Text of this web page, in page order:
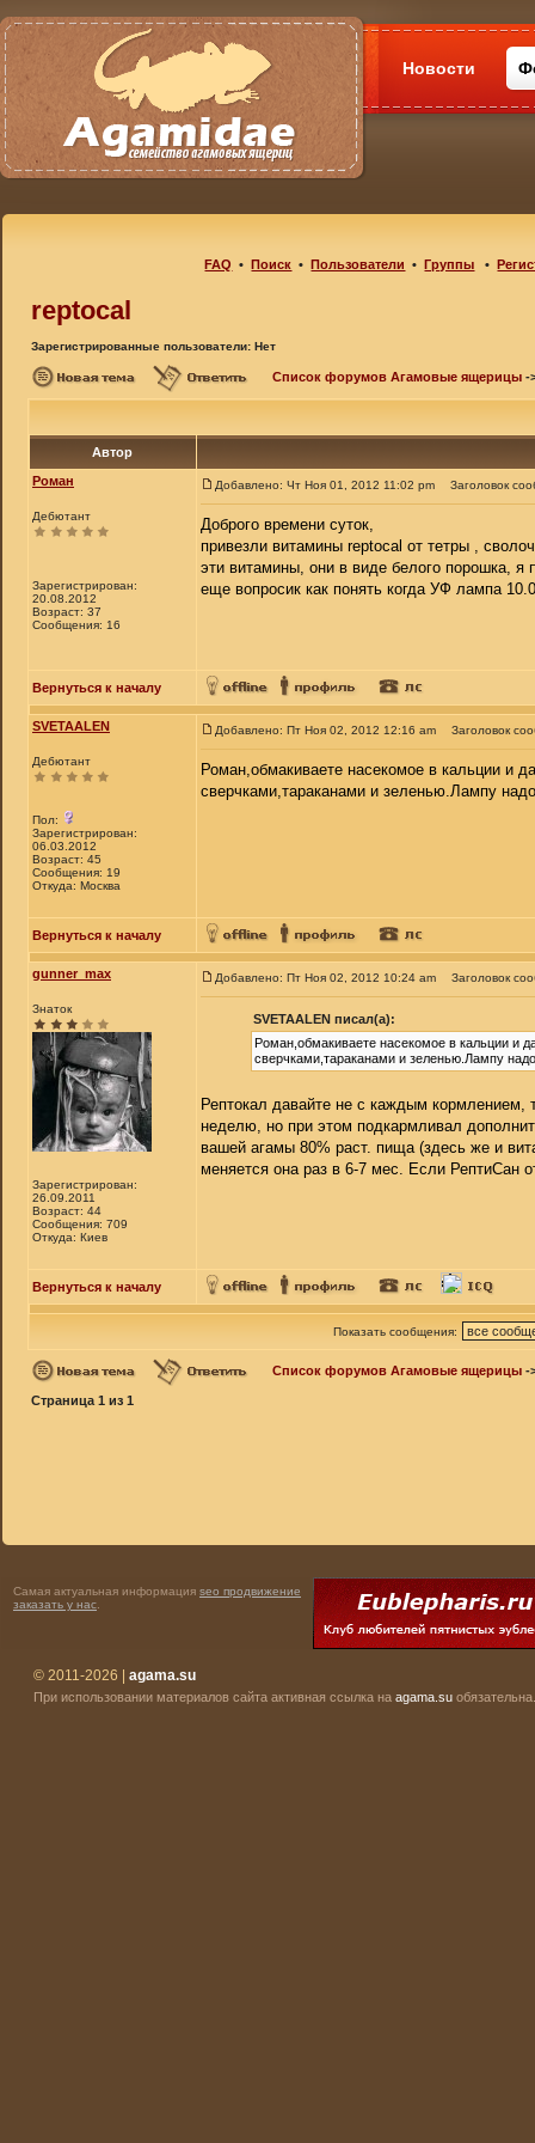
Новости
FAQ •Поиск •Пользователи •Группы •
reptocal
Зарегистрированные пользователи: Нет
Список форумов Агамовые ящерицы -
Автор
Роман
Дебютант
Зарегистрирован:
20.08.2012
Возраст: 37
Сообщения: 16
Добавлено: Чт Ноя 01, 2012 11:02 pm Заголовок
Доброго времени суток,
привезли витамины reptocal от тетры ,
эти витамины, они в виде белого порошка,
еще вопросик как понять когда УФ лампа
Вернуться к началу
SVETAALEN
Дебютант
Пол:
Зарегистрирован:
06.03.2012
Возраст: 45
Сообщения: 19
Откуда: Москва
Добавлено: Пт Ноя 02, 2012 12:16 am Заголовок
Роман,обмакиваете насекомое в кальции и
сверчками,тараканами и зеленью.Лампу
Вернуться к началу
gunner_max
Знаток
Зарегистрирован:
26.09.2011
Возраст: 44
Сообщения: 709
Откуда: Киев
Добавлено: Пт Ноя 02, 2012 10:24 am Заголовок
SVETAALEN писал(а):
Роман,обмакиваете насекомое в кальции и
сверчками,тараканами и зеленью.Лампу
Рептокал давайте не с каждым кормлением,
неделю, но при этом подкармливал
вашей агамы 80% раст. пища (здесь же и
меняется она раз в 6-7 мес. Если РептиСан
Вернуться к началу
Показать сообщения:
Список форумов Агамовые ящерицы -
Страница 1 из 1
Самая актуальная информация seo продвижение
заказать у нас
© 2011-2026 | agama.su
При использовании материалов сайта активная ссылка на agama.su обязательна.